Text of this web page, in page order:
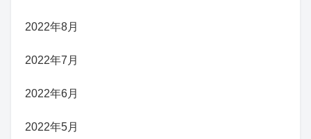
2022年8月
2022年7月
2022年6月
2022年5月